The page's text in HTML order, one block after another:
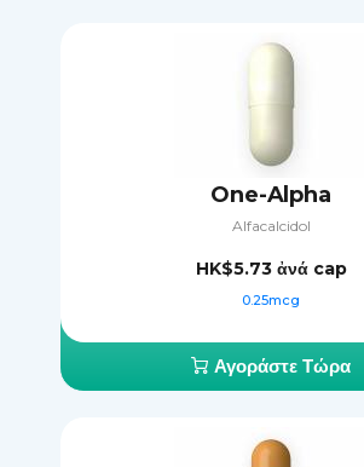
One-Alpha
Alfacalcidol
HK$5.73 ἀνά cap
0.25mcg
Αγοράστε Τώρα